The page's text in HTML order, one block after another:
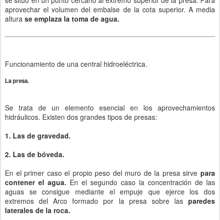
aprovechar el volumen del embalse de la cota superior. A media
altura se emplaza la toma de agua.
Funcionamiento de una central hidroeléctrica.
La presa.
Se trata de un elemento esencial en los aprovechamientos
hidráulicos. Existen dos grandes tipos de presas:
1. Las de gravedad.
2. Las de bóveda.
En el primer caso el propio peso del muro de la presa sirve para
contener el agua. En el segundo caso la concentración de las
aguas se consigue mediante el empuje que ejerce los dos
extremos del Arco formado por la presa sobre las paredes
laterales de la roca.